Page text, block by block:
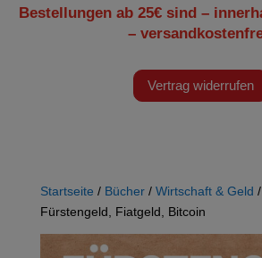
Bestellungen ab 25€ sind –
–
Vertrag widerrufen
Startseite / Bücher/ Wirtschaft & Geld
Fürstengeld, Fiatgeld, Bitcoin